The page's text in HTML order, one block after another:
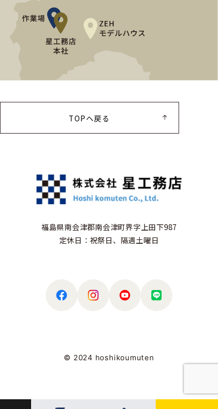
TOPへ戻る
福島県南会津郡南会津町界字上田下987
定休日：祝祭日、隔週土曜日
© 2024 hoshikoumuten